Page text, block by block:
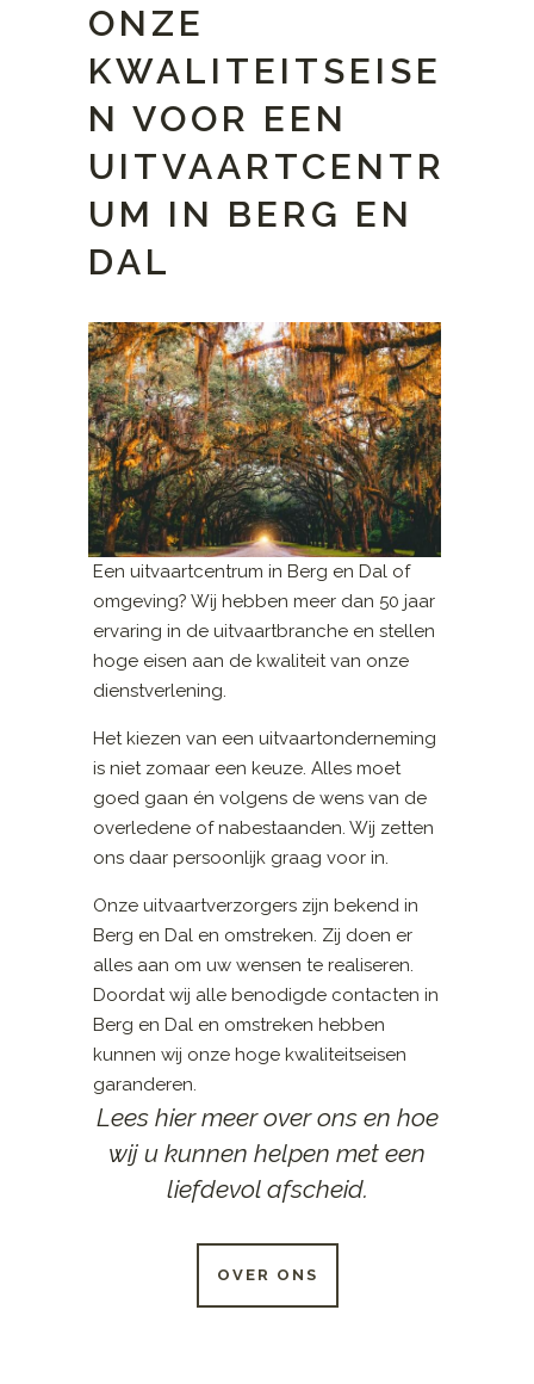
ONZE
KWALITEITSEISE
N VOOR EEN
UITVAARTCENTR
UM IN BERG EN
DAL
Een uitvaartcentrum in Berg en Dal of
omgeving? Wij hebben meer dan 50 jaar
ervaring in de uitvaartbranche en stellen
hoge eisen aan de kwaliteit van onze
dienstverlening.
Het kiezen van een uitvaartonderneming
is niet zomaar een keuze. Alles moet
goed gaan én volgens de wens van de
overledene of nabestaanden. Wij zetten
ons daar persoonlijk graag voor in.
Onze uitvaartverzorgers zijn bekend in
Berg en Dal en omstreken. Zij doen er
alles aan om uw wensen te realiseren.
Doordat wij alle benodigde contacten in
Berg en Dal en omstreken hebben
kunnen wij onze hoge kwaliteitseisen
garanderen.
Lees hier meer over ons en hoe
wij u kunnen helpen met een
liefdevol afscheid.
OVER ONS